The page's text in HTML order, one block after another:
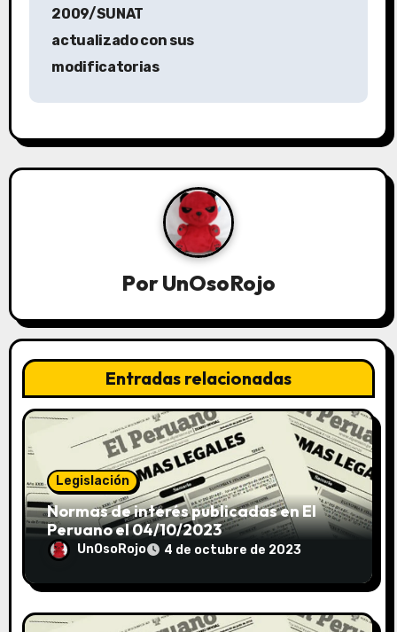
2009/SUNAT
actualizado con sus
modificatorias
PorUnOsoRojo
Entradas relacionadas
Legislación
Normas de interés publicadas en El
Peruano el 04/10/2023
UnOsoRojo 4 de octubre de 2023